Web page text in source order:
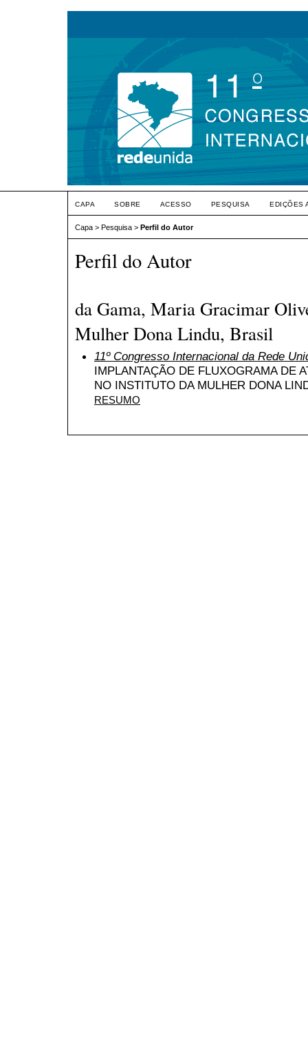
CAPA SOBRE ACESSO PESQUISA EDIÇÕES
Capa > Pesquisa > Perfil do Autor
Perfil do Autor
da Gama, Maria Gracimar
Mulher Dona Lindu, Brasil
11º Congresso Internacional da Rede
IMPLANTAÇÃO DE FLUXOGRAMA DE
NO INSTITUTO DA MULHER DONA
RESUMO